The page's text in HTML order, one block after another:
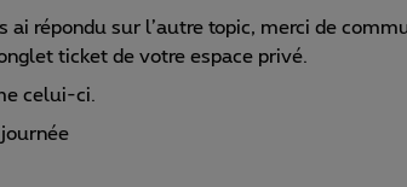
ai répondu sur l’autre topic, merci de
ticket de votre espace privé.
celui-ci.
journée